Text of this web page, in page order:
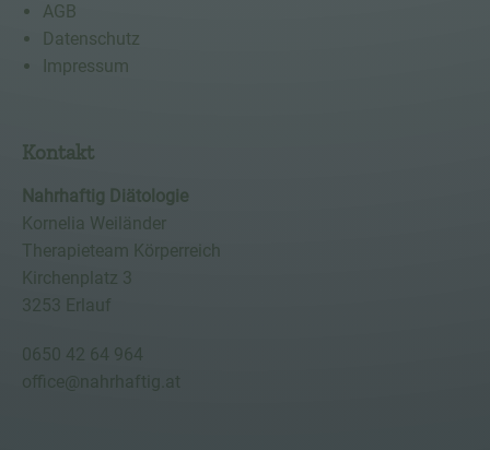
AGB
Datenschutz
Impressum
Kontakt
Nahrhaftig Diätologie
Kornelia Weiländer
Therapieteam Körperreich
Kirchenplatz 3
3253 Erlauf
0650 42 64 964
office@nahrhaftig.at